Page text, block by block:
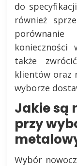
do
również
konieczności
także
klientów oraz
wyborze
Jakie są
przy
Wybór